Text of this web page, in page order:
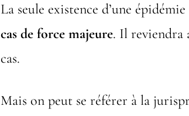
La seule existence d’une
cas de force majeure. Il reviendra
cas.
Mais on peut se référer à la